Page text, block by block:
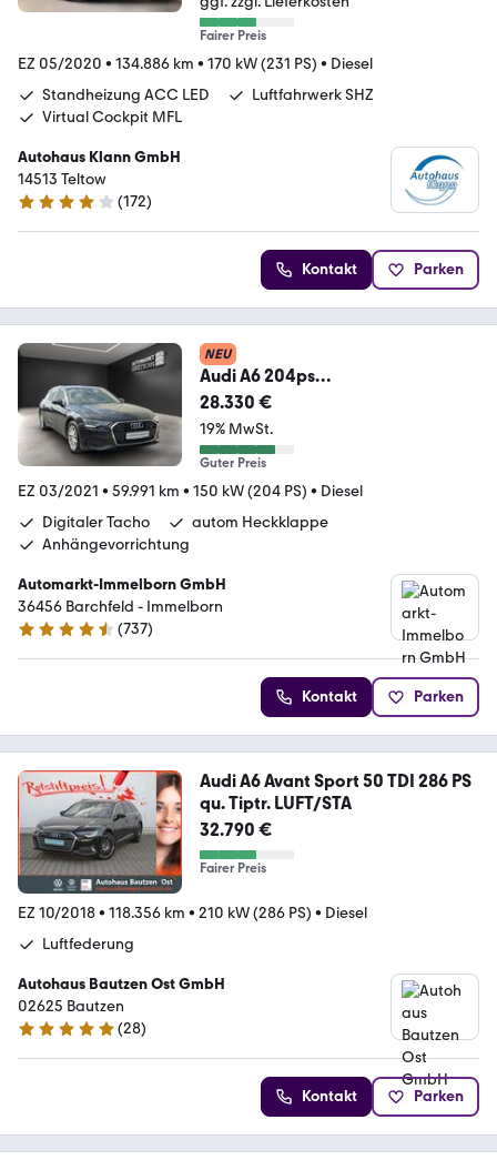
Fairer Preis
EZ 05/2020 • 134.886 km • 170 kW (231 PS) • Diesel
Standheizung ACC LED
Luftfahrwerk SHZ
Virtual Cockpit MFL
Autohaus Klann GmbH
14513 Teltow
4 Sterne
(172)
Kontakt Parken
NEU
Audi A6 204ps
VollLeder*ACC*4Zonen*LED*Navi
Touch*AHK
28.330 €
19% MwSt.
Guter Preis
EZ 03/2021 • 59.991 km • 150 kW (204 PS) • Diesel
Digitaler Tacho
autom Heckklappe
Anhängevorrichtung
Automarkt-Immelborn GmbH
36456 Barchfeld - Immelborn
4.4 Sterne
(737)
Kontakt Parken
Audi A6 Avant Sport 50 TDI 286 PS
qu. Tiptr. LUFT/STA
32.790 €
Fairer Preis
EZ 10/2018• 118.356 km • 210 kW (286 PS) • Diesel
Luftfederung
Autohaus Bautzen Ost GmbH
02625 Bautzen
5 Sterne
(28)
Kontakt Parken